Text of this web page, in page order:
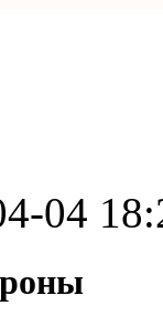
04